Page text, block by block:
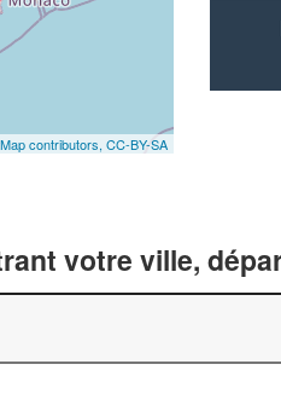
contributors, CC-BY-SA
votre ville,